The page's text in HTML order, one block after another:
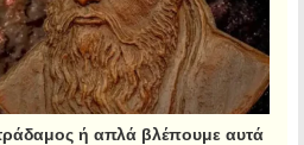
ή απλά βλέπουμε αυτά